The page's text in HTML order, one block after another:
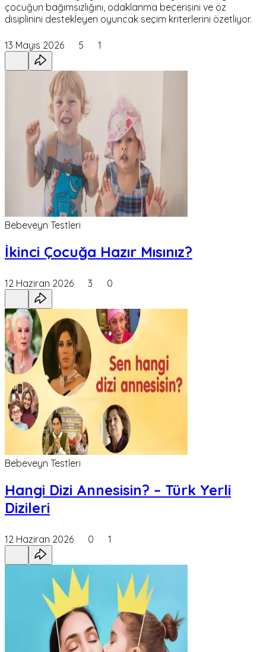
çocuğun bağımsızlığını, odaklanma becerisini ve öz
disiplinini destekleyen oyuncak seçim kriterlerini özetliyor.
13 Mayıs 2026 5 1
Bebeveyn Testleri
İkinci Çocuğa Hazır Mısınız?
12 Haziran 2026 3 0
Bebeveyn Testleri
Hangi Dizi Annesisin? – Türk Yerli
Dizileri
12 Haziran 2026 0 1